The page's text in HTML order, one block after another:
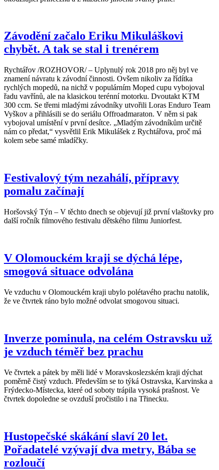
Závodění začalo Eriku Mikuláškovi
chybět. A tak se stal i trenérem
Rychtářov /ROZHOVOR/ – Uplynulý rok 2018 pro něj byl ve
znamení návratu k závodní činnosti. Ovšem nikoliv za řídítka
rychlých mopedů, na nichž v populárním Moped cupu vybojoval
řadu vavřínů, ale na klasickou terénní motorku. Dvoutakt KTM
300 ccm. Se třemi mladými závodníky utvořili Loras Enduro Team
Vyškov a přihlásili se do seriálu Offroadmaraton. V něm si pak
vybojoval umístění v první desítce. „Mladým závodníkům určitě
nám co předat,“ vysvětlil Erik Mikulášek z Rychtářova, proč má
kolem sebe samé mladíčky.
Festivalový tým nezahálí, přípravy
pomalu začínají
Horšovský Týn – V těchto dnech se objevují již první vlaštovky pro
další ročník filmového festivalu dětského filmu Juniorfest.
V Olomouckém kraji se dýchá lépe,
smogová situace odvolána
Ve vzduchu v Olomouckém kraji ubylo polétavého prachu natolik,
že ve čtvrtek ráno bylo možné odvolat smogovou situaci.
Inverze pominula, na celém Ostravsku už
je vzduch téměř bez prachu
Ve čtvrtek a pátek by měli lidé v Moravskoslezském kraji dýchat
poměrně čistý vzduch. Především se to týká Ostravska, Karvinska a
Frýdecko-Místecka, které od soboty trápila vysoká prašnost. Ve
čtvrtek dopoledne se ovzduší pročistilo i na Třinecku.
Hustopečské skákání slaví 20 let.
Pořadatelé vzývají dva metry, Bába se
rozloučí